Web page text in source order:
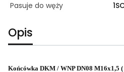
Pasuje do węży
Opis
Końcówka DKM / WNP DN08 M16x1,5